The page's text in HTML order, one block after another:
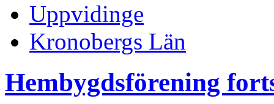
Uppvidinge
Kronobergs Län
Hembygdsförening